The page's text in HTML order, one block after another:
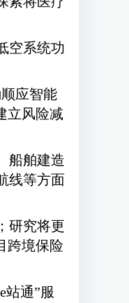
空系统功
应智能
立风险减
船舶建造
线等方面
研究将更
跨境保险
站通”服